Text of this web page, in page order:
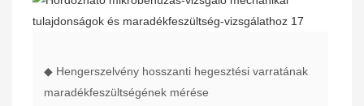
◆ Hengerszelvény hosszanti hegesztési varratának
maradékfeszültségének mérése